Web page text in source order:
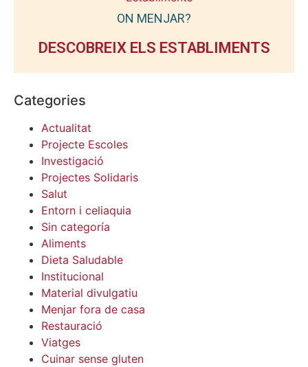
ON MENJAR?
DESCOBREIX ELS ESTABLIMENTS
Categories
Actualitat
Projecte Escoles
Investigació
Projectes Solidaris
Salut
Entorn i celiaquia
Sin categoría
Aliments
Dieta Saludable
Institucional
Material divulgatiu
Menjar fora de casa
Restauració
Viatges
Cuinar sense gluten